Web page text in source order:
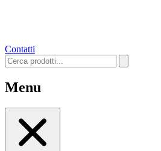
Contatti
Menu